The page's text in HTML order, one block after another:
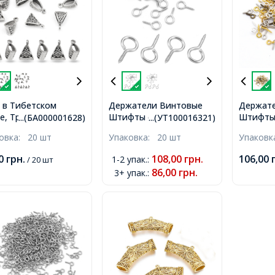
...(БА000001628)
в Тибетском
Треугольный,
Серебро,
20 шт
грн. / 20 шт
...(УТ100016321)
Держатели Винтовые
Штифты с Петлей для
Полуотверстием,
17x9x2мм, Отверстие
5.5мм,
Упаковка: 20 шт
1-2 упак.: 108,00 грн.
3+ упак.: 86,00 грн.
Штифты
106,00